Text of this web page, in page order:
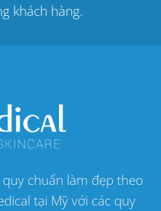
khách hàng.
chuẩn làm đẹp theo
tại Mỹ với các quy